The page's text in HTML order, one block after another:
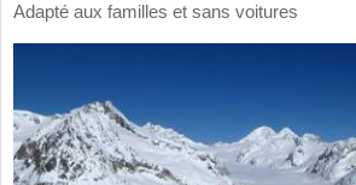
Adapté aux familles et sans voitures